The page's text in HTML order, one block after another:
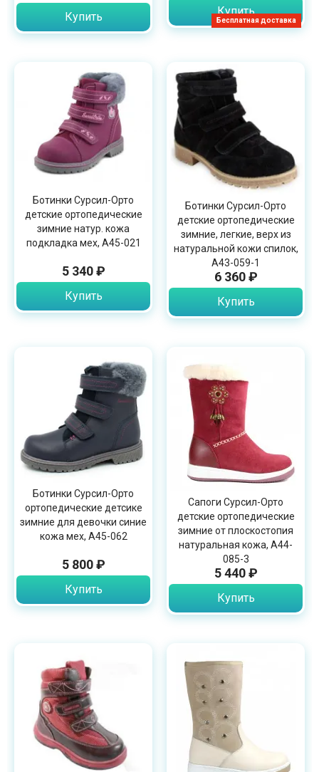
Купить Бесплатная доставка
Купить
Ботинки Сурсил-Орто
детские ортопедические
зимние натур. кожа
подкладка мех, A45-021
5 340 ₽
Купить
Ботинки Сурсил-Орто
детские ортопедические
зимние, легкие, верх из
натуральной кожи спилок,
A43-059-1
6 360 ₽
Купить
Ботинки Сурсил-Орто
ортопедические детсике
зимние для девочки синие
кожа мех, A45-062
5 800 ₽
Купить
Сапоги Сурсил-Орто
детские ортопедические
зимние от плоскостопия
натуральная кожа, A44-
085-3
5 440 ₽
Купить